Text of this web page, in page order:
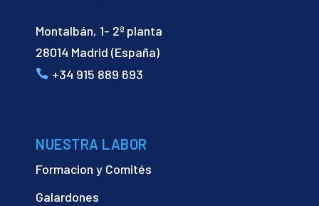
Montalbán, 1- 2ª planta
28014 Madrid (España)
+34 915 889 693
NUESTRA LABOR
Formacion y Comités
Galardones